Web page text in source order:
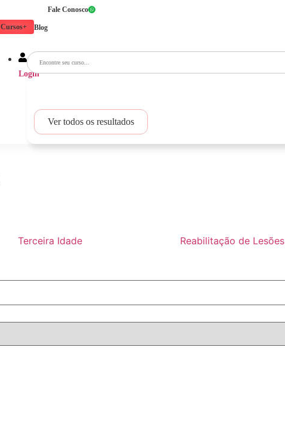
Cursos+ Blog
Fale Conosco
Login
Ver todos os resultados
Terceira Idade Reabilitação de Lesões